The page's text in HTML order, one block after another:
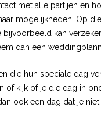
met alle partijen en
mogelijkheden. Op
kan
dan een
die hun speciale dag
kijk of je die dag in
ook een dag dat je